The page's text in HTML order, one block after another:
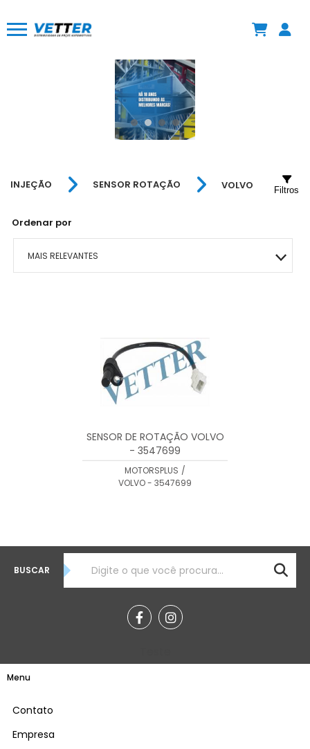
INJEÇÃO SENSOR ROTAÇÃO VOLVO
Ordenar por
MAIS RELEVANTES
Filtros
SENSOR DE ROTAÇÃO VOLVO
- 3547699
MOTORSPLUS /
VOLVO - 3547699
BUSCAR
Menu
Contato
Empresa